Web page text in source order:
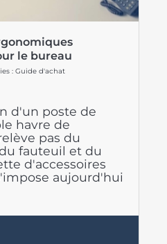
le bureau
: Guide d'achat
d'un poste de
havre de
pas du
fauteuil et du
d'accessoires
aujourd'hui